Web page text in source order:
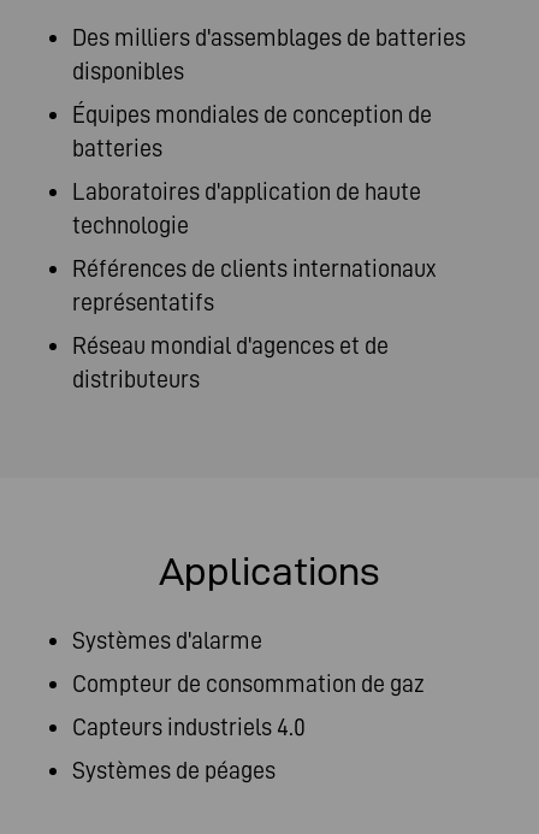
Des milliers d'assemblages de batteries
disponibles
Équipes mondiales de conception de
batteries
Laboratoires d'application de haute
technologie
Références de clients internationaux
représentatifs
Réseau mondial d'agences et de
distributeurs
Applications
Systèmes d'alarme
Compteur de consommation de gaz
Capteurs industriels 4.0
Systèmes de péages